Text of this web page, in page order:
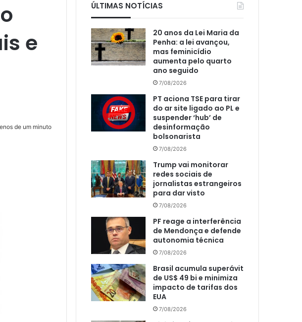
e
de um minuto
ÚLTIMAS NOTÍCIAS
20 anos da Lei Maria da
Penha: a lei avançou,
mas feminicídio
aumenta pelo quarto
ano seguido
7/08/2026
PT aciona TSE para tirar
do ar site ligado ao PL e
suspender ‘hub’ de
desinformação
bolsonarista
7/08/2026
Trump vai monitorar
redes sociais de
jornalistas estrangeiros
para dar visto
7/08/2026
PF reage a interferência
de Mendonça e defende
autonomia técnica
7/08/2026
Brasil acumula superávit
de US$ 49 bi e minimiza
impacto de tarifas dos
EUA
7/08/2026